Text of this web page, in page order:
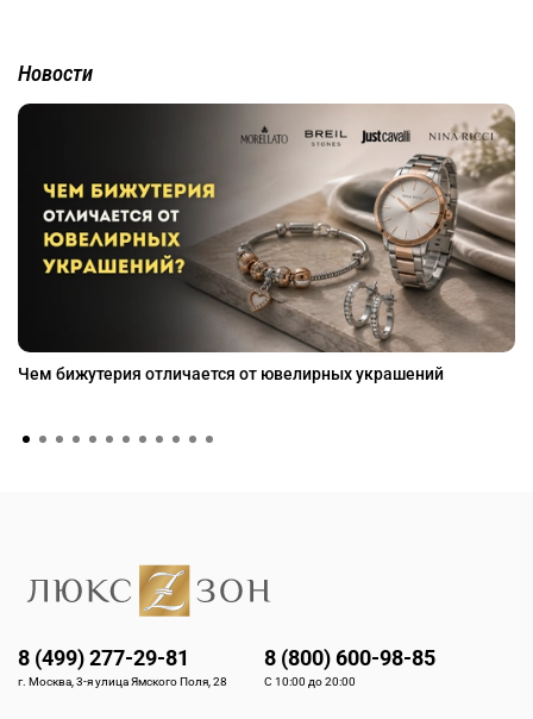
Новости
Чем бижутерия отличается от ювелирных украшений
8 (499) 277-29-81
г. Москва, 3-я улица Ямского Поля, 28
8 (800) 600-98-85
С 10:00 до 20:00